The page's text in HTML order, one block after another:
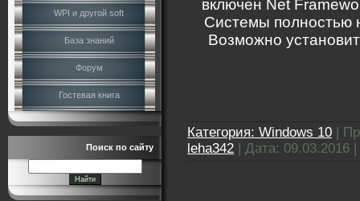
WPI и другой soft
База знаний
Форум
Гостевая книга
Поиск по сайту
включен Net
Системы полностью
Возможно
Категория: Windows 10
leha342
Дата: 09.03.2016